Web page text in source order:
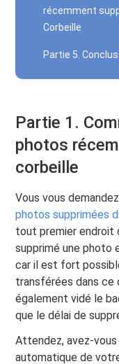
récemment
Corbeille
Partie 5.
Partie 1.
photos
corbeille
Vous vous
photos supprimées
tout premier endroit
supprimé une photo
car il est fort
transférées dans ce
également vidé le
que le délai de
Attendez, avez-
automatique de